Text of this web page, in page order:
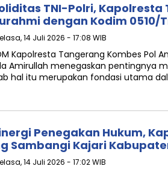
TNI-Polri, Kapolresta
dengan Kodim 0510/
14 Juli 2026 - 17:08 WIB
Kapolresta Tangerang Kombes Pol
Amirullah menegaskan pentingnya
hal itu merupakan fondasi utama
Penegakan Hukum,
Sambangi Kajari
14 Juli 2026 - 17:02 WIB